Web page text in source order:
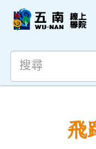
飛